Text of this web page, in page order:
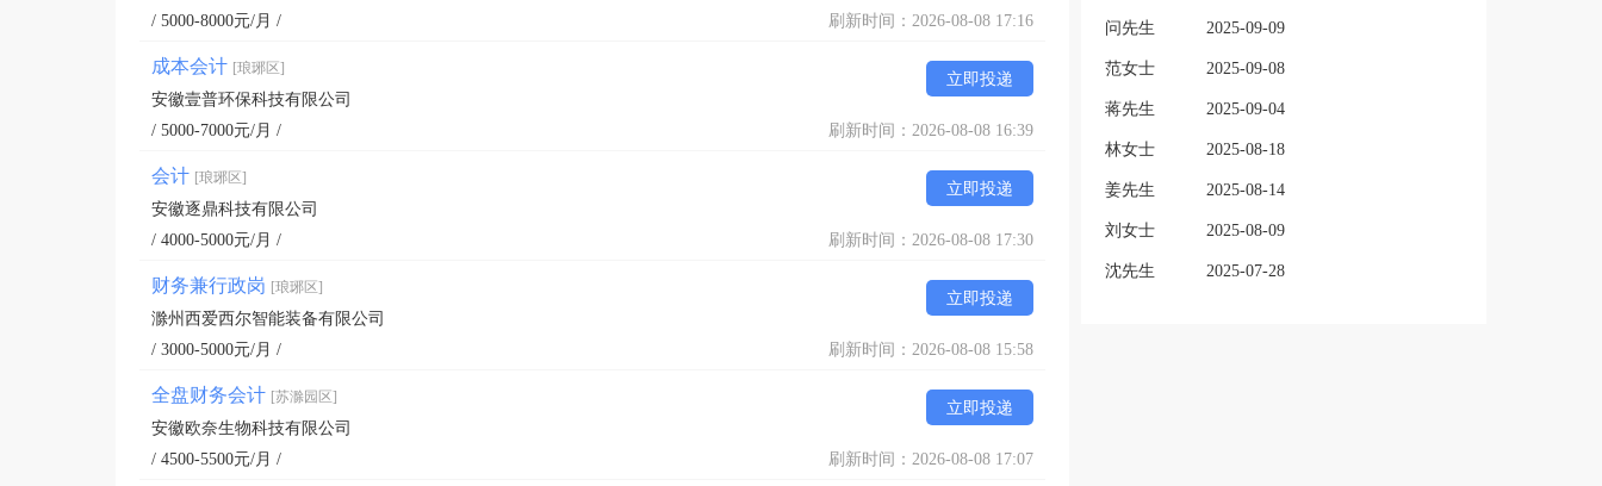
/ 5000-8000元/月 /
刷新时间：2026-08-08 17:16
成本会计 [琅琊区]
立即投递
安徽壹普环保科技有限公司
/ 5000-7000元/月 /
刷新时间：2026-08-08 16:39
会计 [琅琊区]
立即投递
安徽逐鼎科技有限公司
/ 4000-5000元/月 /
刷新时间：2026-08-08 17:30
财务兼行政岗 [琅琊区]
立即投递
滁州西爱西尔智能装备有限公司
/ 3000-5000元/月 /
刷新时间：2026-08-08 15:58
全盘财务会计 [苏滁园区]
立即投递
安徽欧奈生物科技有限公司
/ 4500-5500元/月 /
刷新时间：2026-08-08 17:07
问先生 2025-09-09
范女士 2025-09-08
蒋先生 2025-09-04
林女士 2025-08-18
姜先生 2025-08-14
刘女士 2025-08-09
沈先生 2025-07-28